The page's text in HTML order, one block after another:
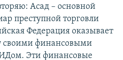
Асад – основной
преступной торговли
Федерация оказывает
своими финансовыми
Эти финансовые